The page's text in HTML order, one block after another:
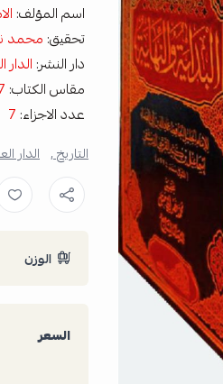
اسم المؤلف:
تحقيق: محمد
دار النشر: الدار
مقاس الكتاب:
عدد الاجزاء: 7
التاريخ , الدار
الوزن
السعر